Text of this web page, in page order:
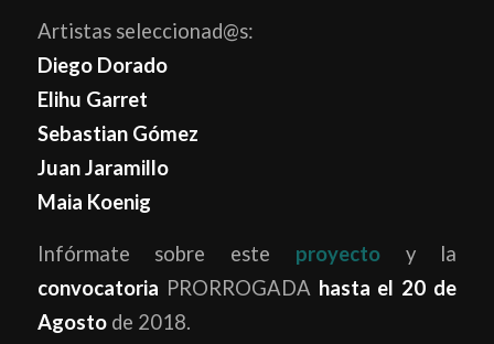
Artistas seleccionad@s:
Diego Dorado
Elihu Garret
Sebastian Gómez
Juan Jaramillo
Maia Koenig
Infórmate sobre este proyectoy la
convocatoria PRORROGADA hasta el 20 de
Agostode 2018.